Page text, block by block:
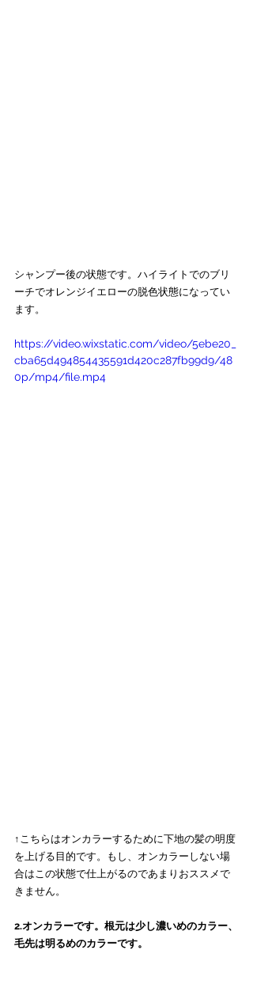
シャンプー後の状態です。ハイライトでのブリ
ーチでオレンジイエローの脱色状態になってい
ます。
https://video.wixstatic.com/video/5ebe20_
cba65d494854435591d420c287fb99d9/48
0p/mp4/file.mp4
↑こちらはオンカラーするために下地の髪の明度
を上げる目的です。もし、オンカラーしない場
合はこの状態で仕上がるのであまりおススメで
きません。
2.オンカラーです。根元は少し濃いめのカラー、
毛先は明るめのカラーです。